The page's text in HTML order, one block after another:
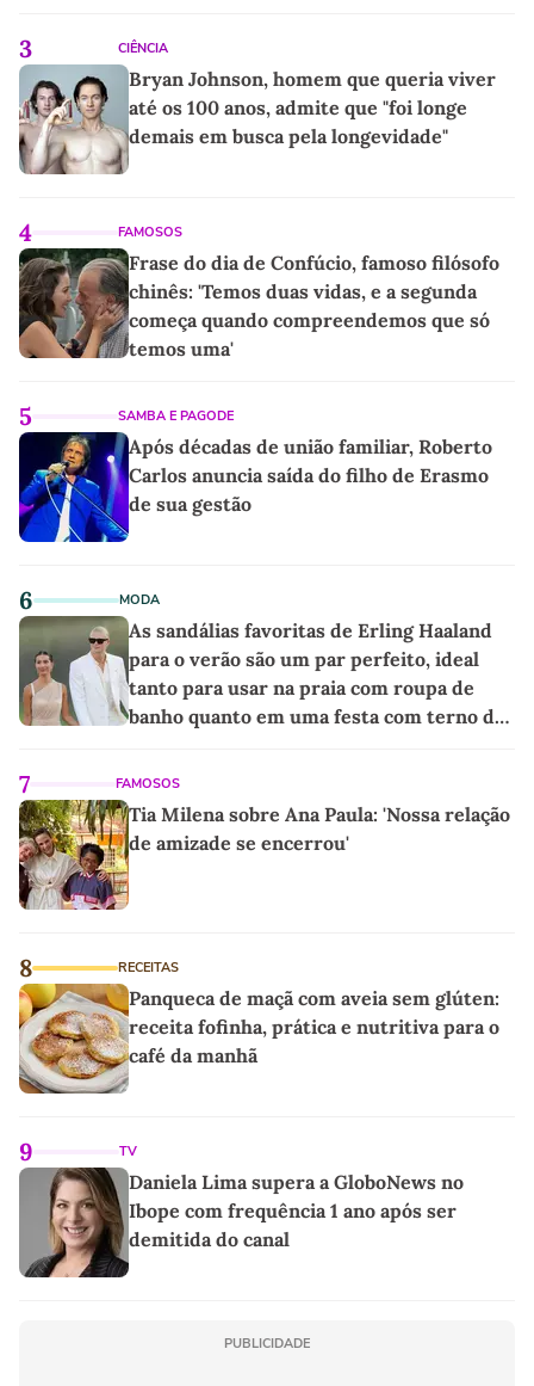
3 CIÊNCIA
Bryan Johnson, homem que queria viver
até os 100 anos, admite que "foi longe
demais em busca pela longevidade"
4 FAMOSOS
Frase do dia de Confúcio, famoso filósofo
chinês: 'Temos duas vidas, e a segunda
começa quando compreendemos que só
temos uma'
5 SAMBA E PAGODE
Após décadas de união familiar, Roberto
Carlos anuncia saída do filho de Erasmo
de sua gestão
6 MODA
As sandálias favoritas de Erling Haaland
para o verão são um par perfeito, ideal
tanto para usar na praia com roupa de
banho quanto em uma festa com terno de
7 FAMOSOS
Tia Milena sobre Ana Paula: 'Nossa relação
de amizade se encerrou'
8 RECEITAS
Panqueca de maçã com aveia sem glúten:
receita fofinha, prática e nutritiva para o
café da manhã
9 TV
Daniela Lima supera a GloboNews no
Ibope com frequência 1 ano após ser
demitida do canal
PUBLICIDADE